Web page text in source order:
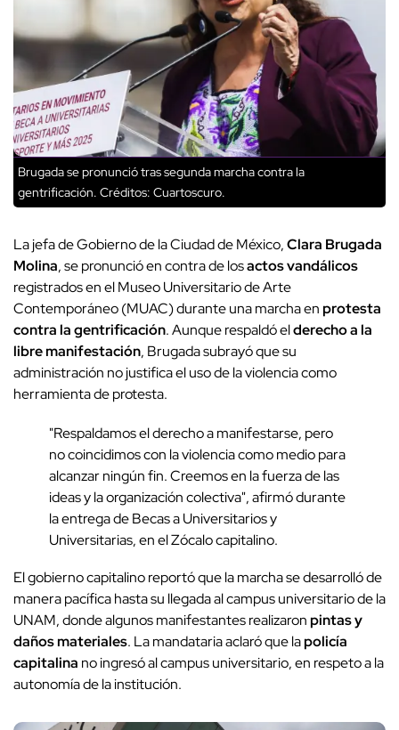
Brugada se pronunció tras segunda marcha contra la
gentrificación. Créditos: Cuartoscuro.
La jefa de Gobierno de la Ciudad de México,Clara Brugada
Molina, se pronunció en contra de losactos vandálicos
registrados en el Museo Universitario de Arte
Contemporáneo (MUAC) durante una marcha enprotesta
contra la gentrificación. Aunque respaldó elderecho a la
libre manifestación, Brugada subrayó que su
administración no justifica el uso de la violencia como
herramienta de protesta.
"Respaldamos el derecho a manifestarse, pero
no coincidimos con la violencia como medio para
alcanzar ningún fin. Creemos en la fuerza de las
ideas y la organización colectiva", afirmó durante
la entrega de Becas a Universitarios y
Universitarias, en el Zócalo capitalino.
El gobierno capitalino reportó que la marcha se desarrolló de
manera pacífica hasta su llegada al campus universitario de la
UNAM, donde algunos manifestantes realizaronpintas y
daños materiales. La mandataria aclaró que lapolicía
capitalina no ingresó al campus universitario, en respeto a la
autonomía de la institución.